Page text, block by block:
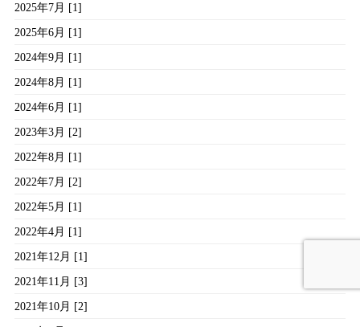
2025年7月 [1]
2025年6月 [1]
2024年9月 [1]
2024年8月 [1]
2024年6月 [1]
2023年3月 [2]
2022年8月 [1]
2022年7月 [2]
2022年5月 [1]
2022年4月 [1]
2021年12月 [1]
2021年11月 [3]
2021年10月 [2]